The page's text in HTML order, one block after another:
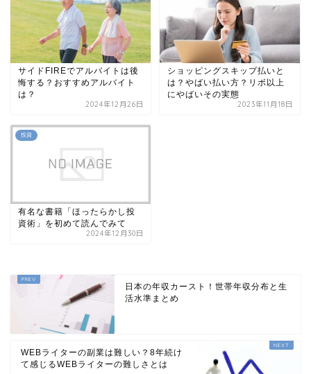
サイドFIREでアルバイトは後
悔する？おすすめアルバイト
は？
2024年12月26日
ショッピングスキップ払いと
は？やばい払い方？リボ以上
にやばいその実態
2023年11月18日
投資
有名な書籍「ほったらかし投
資術」を初めて読んでみて
2024年12月30日
日本の年収カースト！世帯年収分布と生
活水準まとめ
WEBライターの副業は難しい？8年続け
て感じるWEBライターの難しさとは